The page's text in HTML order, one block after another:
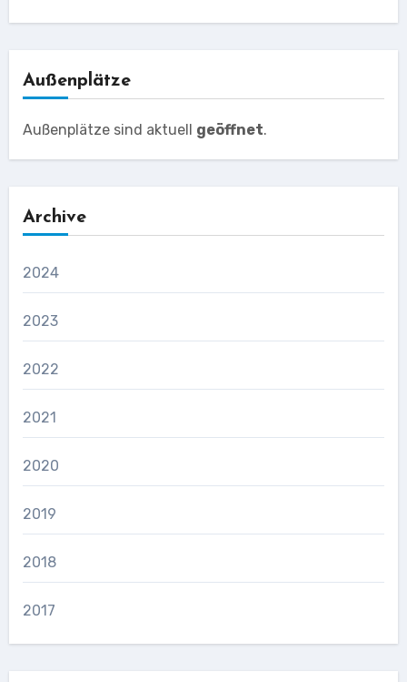
Außenplätze
Außenplätze sind aktuell geöffnet.
Archive
2024
2023
2022
2021
2020
2019
2018
2017